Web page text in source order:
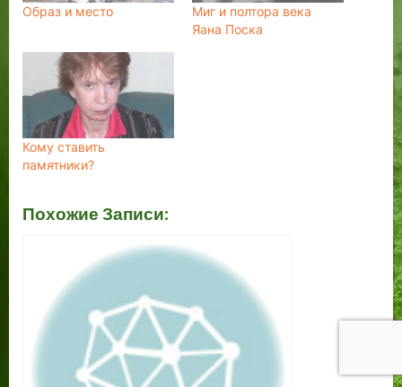
Образ и место
Миг и полтора века
Яана Поска
Кому ставить
памятники?
Похожие Записи: